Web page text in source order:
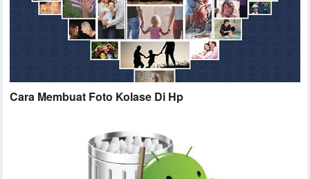
Cara Membuat Foto Kolase Di Hp